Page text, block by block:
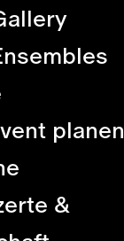
planen
&